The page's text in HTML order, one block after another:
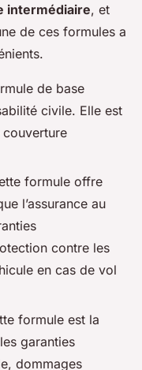
intermédiaire, et
de ces formules a
de base
civile. Elle est
formule offre
l’assurance au
contre les
en cas de vol
formule est la
garanties
dommages